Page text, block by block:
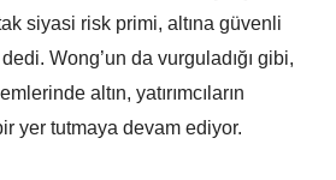
siyasi risk primi, altına güvenli
dedi. Wong’un da vurguladığı gibi,
altın, yatırımcıların
yer tutmaya devam ediyor.